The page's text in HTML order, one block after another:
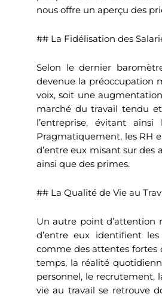
nous offre un aperçu des
## La Fidélisation des
Selon le dernier
devenue la préoccupation
voix, soit une
marché du travail tendu
l’entreprise, évitant
Pragmatiquement, les RH
d’entre eux misant sur
ainsi que des primes.
## La Qualité de Vie au
Un autre point d’attention
d’entre eux identifient
comme des attentes fortes
temps, la réalité
personnel, le recrutement,
vie au travail se retrouve